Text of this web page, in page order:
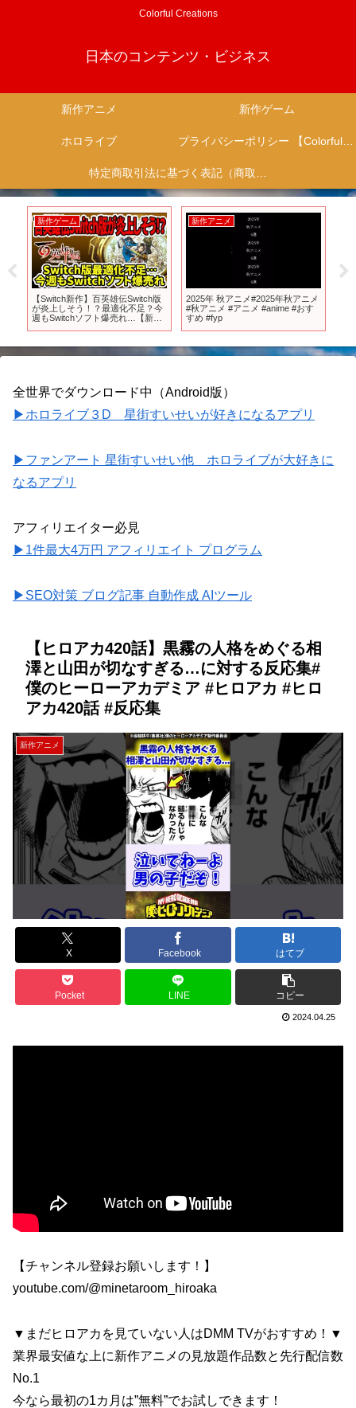
Colorful Creations
日本のコンテンツ・ビジネス
新作アニメ 新作ゲーム
ホロライブ プライバシーポリシー 【Colorful Creation】
特定商取引法に基づく表記（商取引に関する開示）
新作ゲーム
【Switch新作】百英雄伝Switch版
が炎上しそう！？最適化不足？今
週もSwitchソフト爆売れ…【新作
新作アニメ
2025年 秋アニメ#2025年秋アニメ
#秋アニメ #アニメ #anime #おす
すめ #fyp
全世界でダウンロード中（Android版）
▶ホロライブ３D 星街すいせいが好きになるアプリ
▶ファンアート 星街すいせい他 ホロライブが大好きに
なるアプリ
アフィリエイター必見
▶1件最大4万円 アフィリエイト プログラム
▶SEO対策 ブログ記事 自動作成 AIツール
【ヒロアカ420話】黒霧の人格をめぐる相
澤と山田が切なすぎる…に対する反応集#
僕のヒーローアカデミア #ヒロアカ #ヒロ
アカ420話 #反応集
新作アニメ
X Facebook はてブ
Pocket LINE コピー
2024.04.25
【チャンネル登録お願いします！】
youtube.com/@minetaroom_hiroaka
▼まだヒロアカを見ていない人はDMM TVがおすすめ！▼
業界最安値な上に新作アニメの見放題作品数と先行配信数
No.1
今なら最初の1カ月は”無料”でお試しできます！